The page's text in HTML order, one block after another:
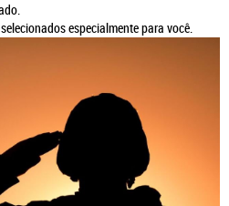
especialmente para você.